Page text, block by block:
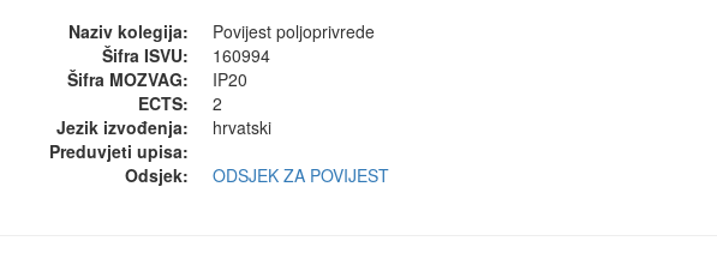
Naziv kolegija:
Povijest poljoprivrede
Šifra ISVU:
160994
Šifra MOZVAG:
IP20
ECTS:
2
Jezik izvođenja:
hrvatski
Preduvjeti upisa:
Odsjek:
ODSJEK ZA POVIJEST